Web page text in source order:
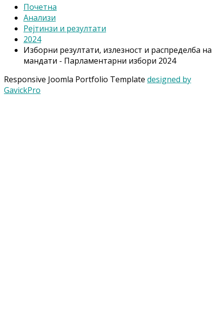
Почетна
Анализи
Рејтинзи и резултати
2024
Изборни резултати, излезност и распределба на
мандати - Парламентарни избори 2024
Responsive Joomla Portfolio Template designed by
GavickPro